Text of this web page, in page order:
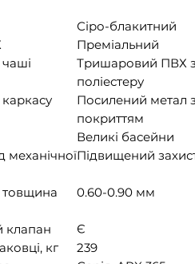
Сіро-блакитний
Преміальний
Тришаровий ПВХ
поліестеру
Посилений метал
покриттям
Великі басейни
механічноїПідвищений
товщина
0.60-0.90 мм
клапан
Є
кг
239